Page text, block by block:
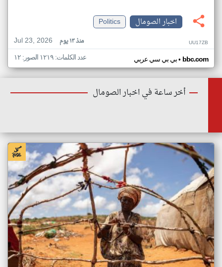
اخبار الصومال
Politics
Jul 23, 2026
منذ ١٣ يوم UU17ZB
بي بي سي عربي• bbc.com عدد الكلمات: ١٢١٩ الصور: ١٢
أخر ساعة في اخبار الصومال